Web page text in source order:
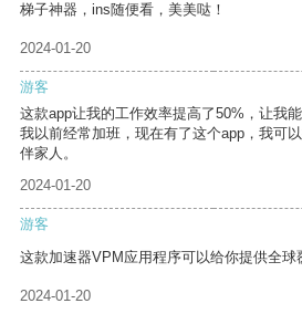
梯子神器，ins随便看，美美哒！
2024-01-20
游客
这款app让我的工作效率提高了50%，让我
我以前经常加班，现在有了这个app，我可
伴家人。
2024-01-20
游客
这款加速器VPM应用程序可以给你提供全球
2024-01-20